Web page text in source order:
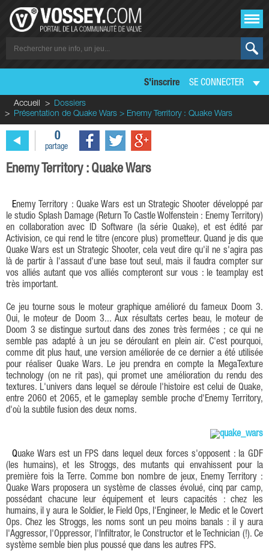
S'inscrire SE CONNECTER
Accueil
Dossiers
Présentation de Quake Wars > Enemy Territory : Quake Wars
0
partage
Enemy Territory : Quake Wars
Enemy Territory : Quake Wars est un Strategic Shooter développé par
le studio Splash Damage (Return To Castle Wolfenstein : Enemy Territory)
en collaboration avec ID Software (la série Quake), et est édité par
Activision, ce qui rend le titre (encore plus) prometteur. Quand je dis que
Quake Wars est un Strategic Shooter, cela veut dire qu'il ne s'agira pas
là de partir à l'assaut d'une base tout seul, mais il faudra compter sur
vos alliés autant que vos alliés compteront sur vous : le teamplay est
très important.
Ce jeu tourne sous le moteur graphique amélioré du fameux Doom 3.
Oui, le moteur de Doom 3... Aux résultats certes beau, le moteur de
Doom 3 se distingue surtout dans des zones très fermées ; ce qui ne
semble pas adapté à un jeu se déroulant en plein air. C'est pourquoi,
comme dit plus haut, une version améliorée de ce dernier a été utilisée
pour réaliser Quake Wars. Le jeu prendra en compte la MegaTexture
technology (on ne rit pas), qui promet une amélioration du rendu des
textures. L'univers dans lequel se déroule l'histoire est celui de Quake,
entre 2060 et 2065, et le gameplay semble proche d'Enemy Territory,
d'où la subtile fusion des deux noms.
Quake Wars est un FPS dans lequel deux forces s'opposent : la GDF
(les humains), et les Stroggs, des mutants qui envahissent pour la
première fois la Terre. Comme bon nombre de jeux, Enemy Territory :
Quake Wars proposera un système de classes évolué, cinq par camp,
possédant chacune leur équipement et leurs capacités : chez les
humains, il y aura le Soldier, le Field Ops, l'Engineer, le Medic et le Covert
Ops. Chez les Stroggs, les noms sont un peu moins banals : il y aura
l'Aggressor, l'Oppressor, l'Infiltrator, le Constructor et le Technician (!). Ce
système semble bien plus poussé que dans les autres FPS.